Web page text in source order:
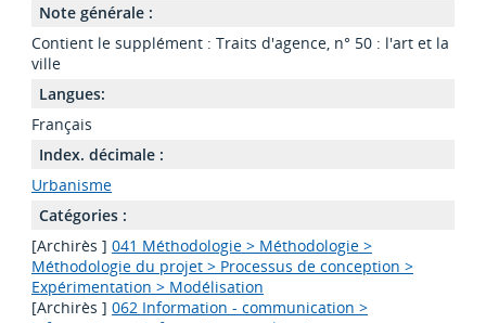
Note générale :
Contient le supplément : Traits d'agence, n° 50 : l'art et la
ville
Langues:
Français
Index. décimale :
Urbanisme
Catégories :
[Archirès ] 041 Méthodologie > Méthodologie >
Méthodologie du projet > Processus de conception >
Expérimentation > Modélisation
[Archirès ] 062 Information - communication >